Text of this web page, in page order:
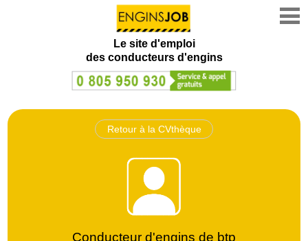
Le site d'emploi
des conducteurs d'engins
Retour à la CVthèque
Conducteur d'engins de btp